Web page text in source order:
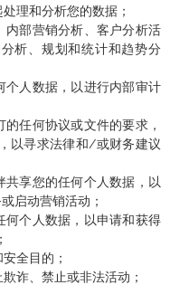
理和分析您的数据；
内部营销分析、客户分析活
析、规划和统计和趋势分
个人数据，以进行内部审计
任何协议或文件的要求，
以寻求法律和/或财务建议
享您的任何个人数据，以
启动营销活动；
何个人数据，以申请和获得
全目的；
诈、禁止或非法活动；